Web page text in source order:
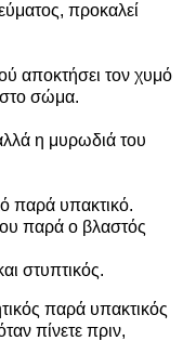
προκαλεί
αποκτήσει τον χυμό
σώμα.
η μυρωδιά του
παρά υπακτικό.
παρά ο βλαστός
στυπτικός.
παρά υπακτικός
πίνετε πριν,